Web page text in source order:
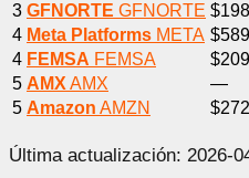
3 GFNORTE GFNORTE
4 Meta Platforms META
4 FEMSA FEMSA
5 AMX AMX —
5 Amazon AMZN
Última actualización: 2026-